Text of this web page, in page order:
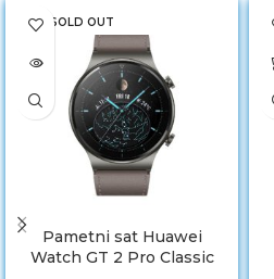
SOLD OUT
Pametni sat Huawei
Watch GT 2 Pro Classic